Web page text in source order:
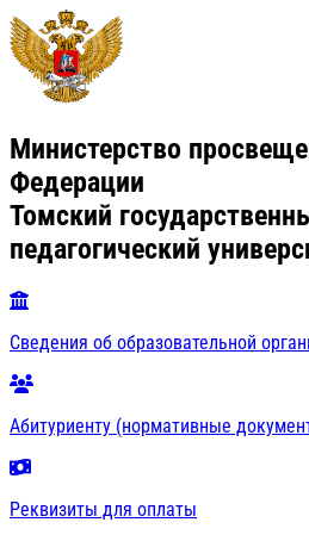
Министерство
Федерации
Томский
педагогический
Сведения об образовательной
Абитуриенту (нормативные
Реквизиты для оплаты